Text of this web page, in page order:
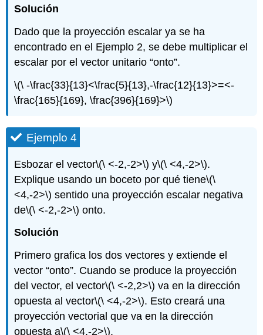
Solución
Dado que la proyección escalar ya se ha
encontrado en el Ejemplo 2, se debe multiplicar el
escalar por el vector unitario “onto”.
\(\ -\frac{33}{13}<\frac{5}{13},-\frac{12}{13}>=<-
\frac{165}{169}, \frac{396}{169}>\)
Ejemplo 4
Esbozar el vector\(\ <-2,-2>\) y\(\ <4,-2>\).
Explique usando un boceto por qué tiene\(\
<4,-2>\) sentido una proyección escalar negativa
de\(\ <-2,-2>\) onto.
Solución
Primero grafica los dos vectores y extiende el
vector “onto”. Cuando se produce la proyección
del vector, el vector\(\ <-2,2>\) va en la dirección
opuesta al vector\(\ <4,-2>\). Esto creará una
proyección vectorial que va en la dirección
opuesta a\(\ <4,-2>\).